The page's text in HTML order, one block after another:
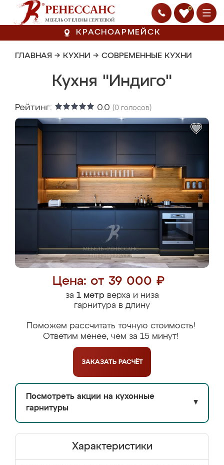
0
КРАСНОАРМЕЙСК
ГЛАВНАЯ → КУХНИ → СОВРЕМЕННЫЕ КУХНИ
Кухня "Индиго"
Рейтинг: 0.0 (0 голосов)
Цена: от 39 000 ₽
за 1 метрверха и низа
гарнитура в длину
Поможем рассчитать точную стоимость!
Ответим менее, чем за 15 минут!
ЗАКАЗАТЬ РАСЧЁТ
Посмотреть акции на кухонные
гарнитуры
▼
Характеристики